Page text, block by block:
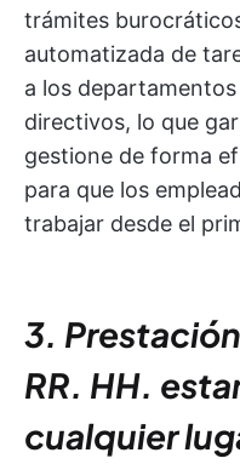
trámites
automatizada de
a los
directivos, lo que
gestione de forma
para que los
trabajar desde el
3.
RR. HH.
cualquier